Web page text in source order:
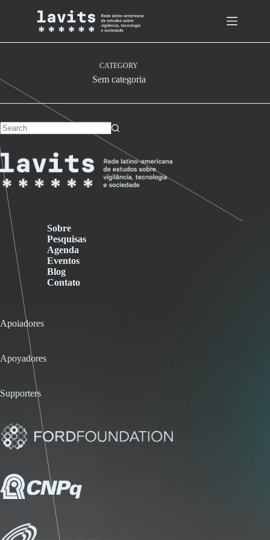
CATEGORY
Sem categoria
results
Sobre
Pesquisas
Agenda
Eventos
Blog
Contato
Apoiadores
Apoyadores
Supporters